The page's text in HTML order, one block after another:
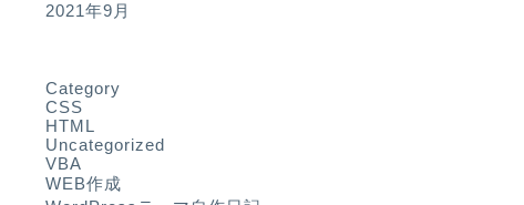
2021年9月
Category
CSS
HTML
Uncategorized
VBA
WEB作成